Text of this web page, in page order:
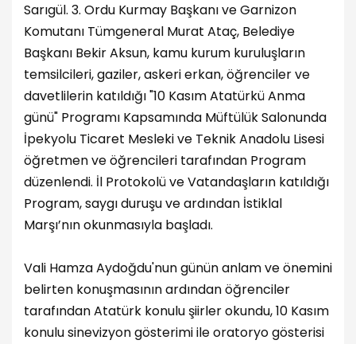
Sarıgül. 3. Ordu Kurmay Başkanı ve Garnizon
Komutanı Tümgeneral Murat Ataç, Belediye
Başkanı Bekir Aksun, kamu kurum kuruluşların
temsilcileri, gaziler, askeri erkan, öğrenciler ve
davetlilerin katıldığı "10 Kasım Atatürkü Anma
günü" Programı Kapsamında Müftülük Salonunda
İpekyolu Ticaret Mesleki ve Teknik Anadolu Lisesi
öğretmen ve öğrencileri tarafından Program
düzenlendi. İl Protokolü ve Vatandaşların katıldığı
Program, saygı duruşu ve ardından İstiklal
Marşı’nın okunmasıyla başladı.
Vali Hamza Aydoğdu'nun günün anlam ve önemini
belirten konuşmasının ardından öğrenciler
tarafından Atatürk konulu şiirler okundu, 10 Kasım
konulu sinevizyon gösterimi ile oratoryo gösterisi